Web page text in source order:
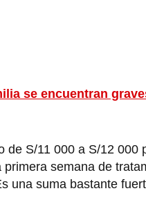
se encuentran
S/11 000 a S/12 000
semana de
una suma bastante